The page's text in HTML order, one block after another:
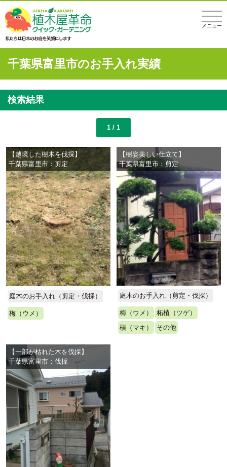
メニュー
千葉県富里市のお手入れ実績
検索結果
1 / 1
【越境した樹木を伐採】
千葉県富里市：剪定
庭木のお手入れ（剪定・伐採）
梅（ウメ）
【樹姿美しい仕立て】
千葉県富里市：剪定
庭木のお手入れ（剪定・伐採）
梅（ウメ）
柘植（ツゲ）
槇（マキ）
その他
【一部が枯れた木を伐採】
千葉県富里市：伐採